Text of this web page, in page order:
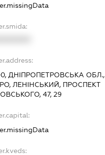
ДНІПРОПЕТРОВСЬКА ОБЛ.,
ЛЕНІНСЬКИЙ, ПРОСПЕКТ
47, 29